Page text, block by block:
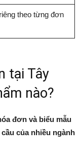
theo từng đơn
tại Tây
nào?
đơn và biểu mẫu
của nhiều ngành